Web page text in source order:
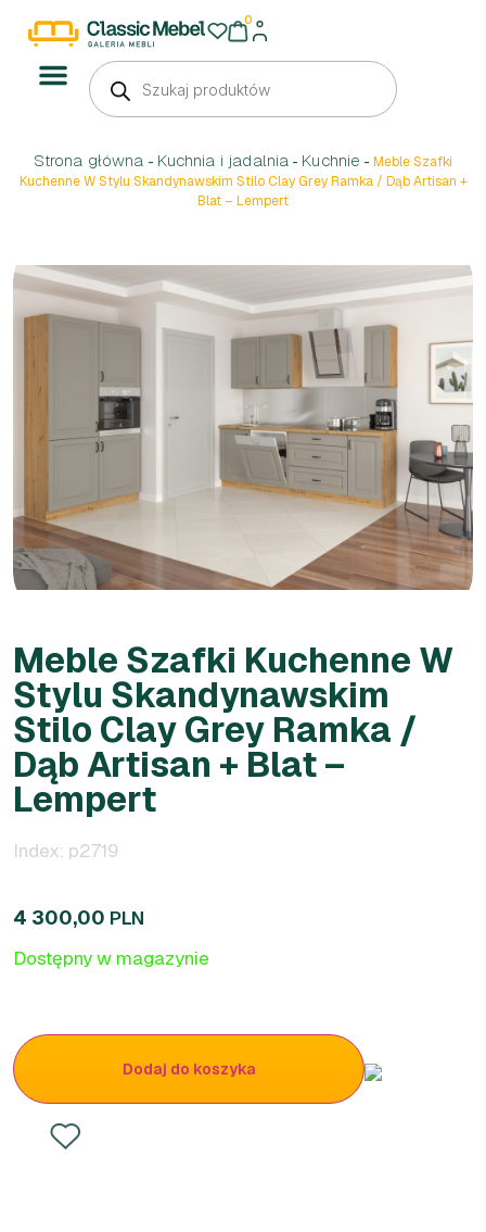
0
Strona główna - Kuchnia i jadalnia - Kuchnie - Meble Szafki
Kuchenne W Stylu Skandynawskim Stilo Clay Grey Ramka / Dąb Artisan +
Blat – Lempert
Meble Szafki Kuchenne W
Stylu Skandynawskim
Stilo Clay Grey Ramka /
Dąb Artisan + Blat –
Lempert
Index: p2719
4 300,00 PLN
Dostępny w magazynie
Dodaj do koszyka